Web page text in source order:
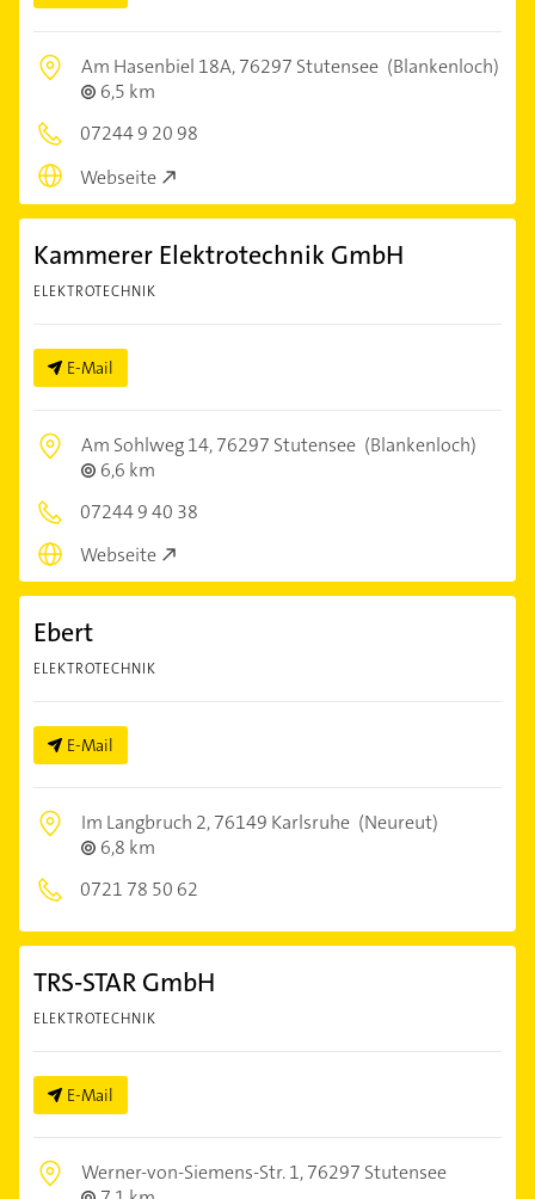
Am Hasenbiel 18A,76297 Stutensee (Blankenloch)
6,5 km
07244 9 20 98
Webseite
Kammerer Elektrotechnik GmbH
ELEKTROTECHNIK
E-Mail
Am Sohlweg 14,76297 Stutensee (Blankenloch)
6,6 km
07244 9 40 38
Webseite
Ebert
ELEKTROTECHNIK
E-Mail
Im Langbruch 2,76149 Karlsruhe (Neureut)
6,8 km
0721 78 50 62
TRS-STAR GmbH
ELEKTROTECHNIK
E-Mail
Werner-von-Siemens-Str. 1,76297 Stutensee